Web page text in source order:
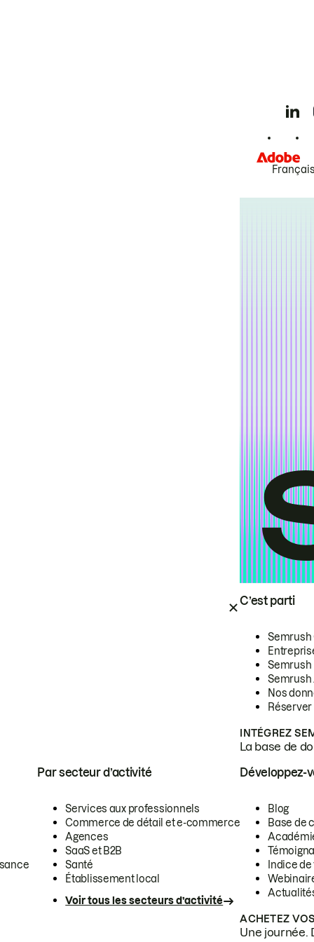
C’est parti
Semrush
Semrush
Semrush
Nos
INTÉGREZ
La base de
Par secteur d’activité
Services aux professionnels
Commerce de détail et e-commerce
Agences
SaaS et B2B
Santé
Établissement local
Voir tous les secteurs d’activité
Développez-
Blog
Base de
Indice
ACHETEZ
Une journée.